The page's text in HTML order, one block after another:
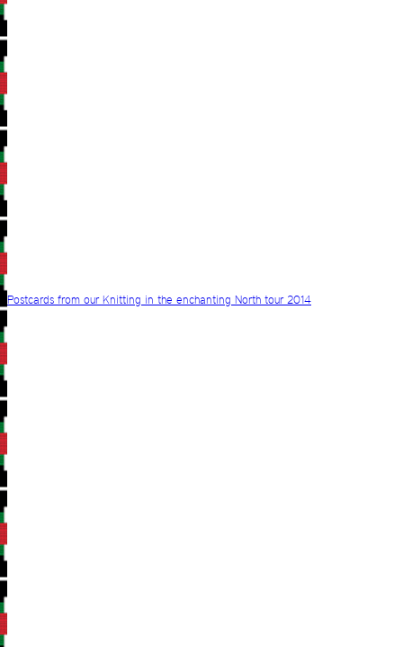
Postcards from our Knitting in the enchanting North tour 2014